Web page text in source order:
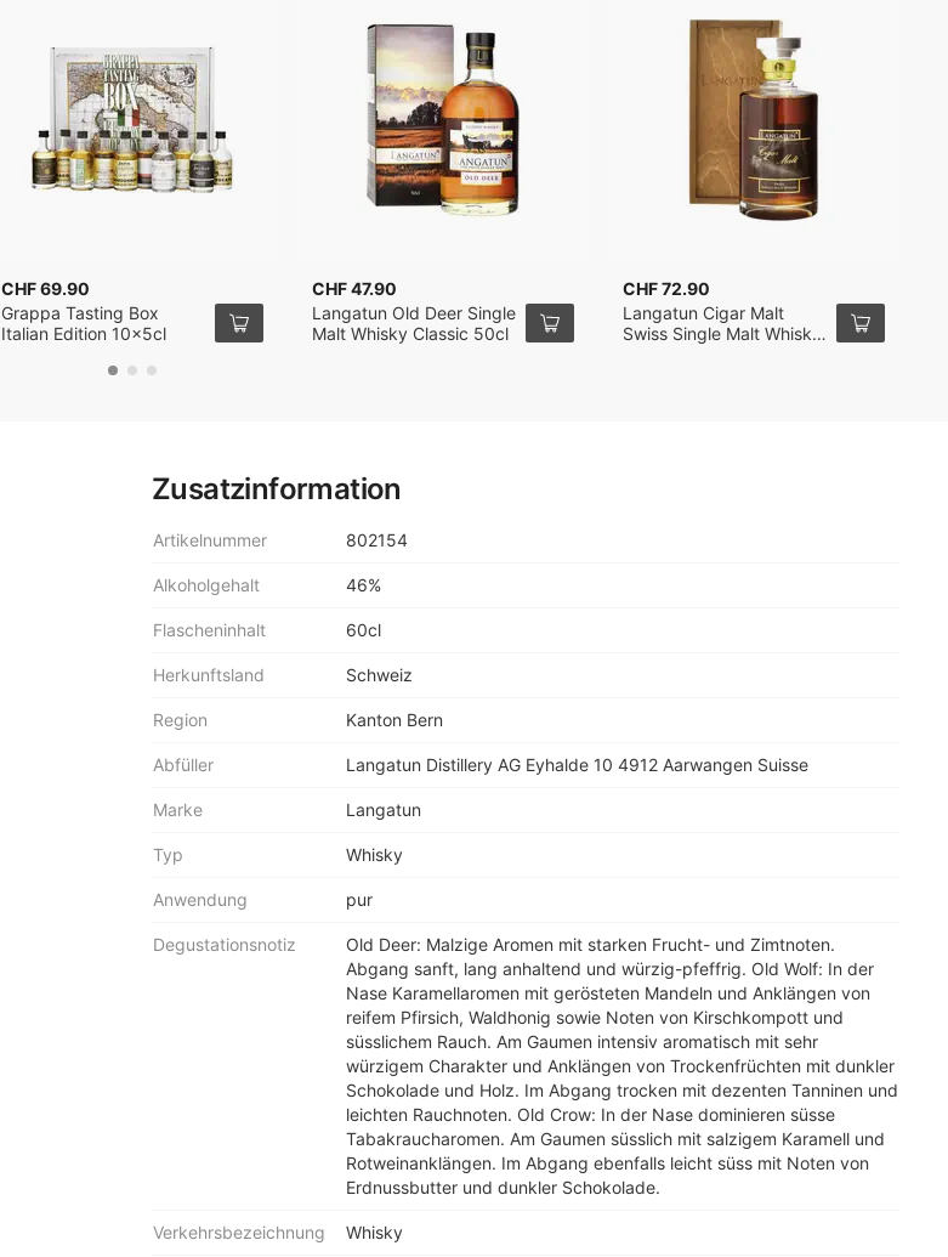
Zusatzinformation
Artikelnummer 802154
Alkoholgehalt 46%
Flascheninhalt 60cl
Herkunftsland Schweiz
Region Kanton Bern
Abfüller Langatun Distillery AG Eyhalde 10 4912 Aarwangen Suisse
Marke Langatun
Typ Whisky
Anwendung pur
Degustationsnotiz
Old Deer: Malzige Aromen mit starken Frucht- und Zimtnoten.
Abgang sanft, lang anhaltend und würzig-pfeffrig. Old Wolf: In der
Nase Karamellaromen mit gerösteten Mandeln und Anklängen von
reifem Pfirsich, Waldhonig sowie Noten von Kirschkompott und
süsslichem Rauch. Am Gaumen intensiv aromatisch mit sehr
würzigem Charakter und Anklängen von Trockenfrüchten mit dunkler
Schokolade und Holz. Im Abgang trocken mit dezenten Tanninen und
leichten Rauchnoten. Old Crow: In der Nase dominieren süsse
Tabakraucharomen. Am Gaumen süsslich mit salzigem Karamell und
Rotweinanklängen. Im Abgang ebenfalls leicht süss mit Noten von
Erdnussbutter und dunkler Schokolade.
Verkehrsbezeichnung Whisky
CHF 69.90
Grappa Tasting Box
Italian Edition 10x5cl
CHF 47.90
Langatun Old Deer Single
Malt Whisky Classic 50cl
CHF 72.90
Langatun Cigar Malt
Swiss Single Malt Whisky